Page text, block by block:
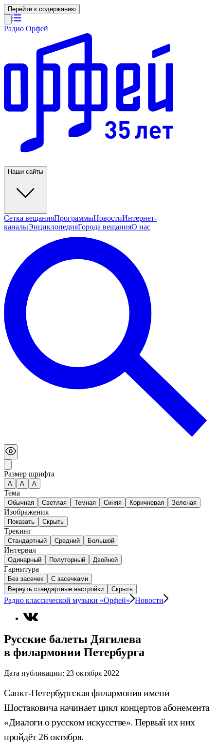
Перейти к содержанию
Радио Орфей
Наши сайты
Сетка вещанияПрограммыНовостиИнтернет-
каналыЭнциклопедияГорода вещанияО нас
Размер шрифта
А A A
Тема
Обычная Светлая Темная Синяя Коричневая Зеленая
Изображения
Показать Скрыть
Трекинг
Стандартный Средний Большой
Интервал
Одинарный Полуторный Двойной
Гарнитура
Без засечек
С засечками
Вернуть стандартные настройки
Скрыть
Радио классической музыки «Орфей» Новости
Русские балеты Дягилева
в филармонии Петербурга
Дата публикации: 23 октября 2022
Санкт-Петербургская филармония имени
Шостаковича начинает цикл концертов абонемента
«Диалоги о русском искусстве». Первый их них
пройдёт 26 октября.